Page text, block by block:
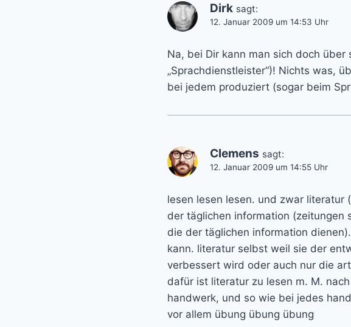
Dirk sagt:
12. Januar 2009 um 14:53 Uhr
Na, bei Dir kann man sich doch
„Sprachdienstleister“)! Nichts was,
bei jedem produziert (sogar beim
Clemens sagt:
12. Januar 2009 um 14:55 Uhr
lesen lesen lesen. und zwar literatur
der täglichen information (zeitungen
die der täglichen information
kann. literatur selbst weil sie der
verbessert wird oder auch nur die
dafür ist literatur zu lesen m. M.
handwerk, und so wie bei jedes
vor allem übung übung übung